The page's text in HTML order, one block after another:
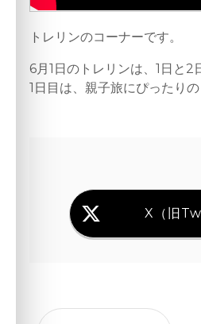
トレリンのコーナーです。
6月1日のトレリンは、1日と2
1日目は、親子旅にぴったり
X（旧